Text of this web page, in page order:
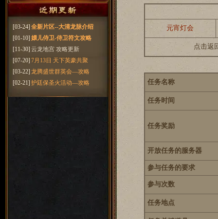
[03-24] 全新片区--大清龙脉介绍
[01-10] 嬛儿侍卫-侍卫符文攻略
[11-30] 云龙地宫 攻略更新
[07-20] 7月13日 天下英豪共聚
[03-22] 龙腾盛世群英会—攻略
[02-21] 护廷保圣火活动—攻略
元宵灯会
点击返
任务名称
任务时间
任务奖励
开放任务的服务器
参与任务的要求
参与次数
任务地点